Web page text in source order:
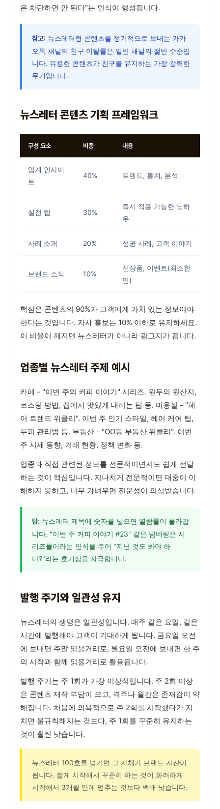
은 차단하면 안 된다"는 인식이 형성됩니다.
참고: 뉴스레터형 콘텐츠를 정기적으로 보내는 카카
오톡 채널의 친구 이탈률은 일반 채널의 절반 수준입
니다. 유용한 콘텐츠가 친구를 유지하는 가장 강력한
무기입니다.
뉴스레터 콘텐츠 기획 프레임워크
구성 요소 비중 내용
업계 인사이
트
40% 트렌드, 통계, 분석
실전 팁 30%
즉시 적용 가능한 노하
우
사례 소개 20% 성공 사례, 고객 이야기
브랜드 소식 10%
신상품, 이벤트(최소한
만)
핵심은 콘텐츠의 90%가 고객에게 가치 있는 정보여야
한다는 것입니다. 자사 홍보는 10% 이하로 유지하세요.
이 비율이 깨지면 뉴스레터가 아니라 광고지가 됩니다.
업종별 뉴스레터 주제 예시
카페 - "이번 주의 커피 이야기" 시리즈. 원두의 원산지,
로스팅 방법, 집에서 맛있게 내리는 팁 등. 미용실 - "헤
어 트렌드 위클리". 이번 주 인기 스타일, 헤어 케어 팁,
두피 관리법 등. 부동산 - "OO동 부동산 위클리". 이번
주 시세 동향, 거래 현황, 정책 변화 등.
업종과 직접 관련된 정보를 전문적이면서도 쉽게 전달
하는 것이 핵심입니다. 지나치게 전문적이면 대중이 이
해하지 못하고, 너무 가벼우면 전문성이 의심받습니다.
팁: 뉴스레터 제목에 숫자를 넣으면 열람률이 올라갑
니다. "이번 주 커피 이야기 #23" 같은 넘버링은 시
리즈물이라는 인식을 주어 "지난 것도 봐야 하
나?"라는 호기심을 자극합니다.
발행 주기와 일관성 유지
뉴스레터의 생명은 일관성입니다. 매주 같은 요일, 같은
시간에 발행해야 고객이 기대하게 됩니다. 금요일 오전
에 보내면 주말 읽을거리로, 월요일 오전에 보내면 한 주
의 시작과 함께 읽을거리로 활용됩니다.
발행 주기는 주 1회가 가장 이상적입니다. 주 2회 이상
은 콘텐츠 제작 부담이 크고, 격주나 월간은 존재감이 약
해집니다. 처음에 의욕적으로 주 2회를 시작했다가 지
치면 불규칙해지는 것보다, 주 1회를 꾸준히 유지하는
것이 훨씬 낫습니다.
뉴스레터 100호를 넘기면 그 자체가 브랜드 자산이
됩니다. 짧게 시작해서 꾸준히 하는 것이 화려하게
시작해서 3개월 만에 멈추는 것보다 백배 낫습니다.